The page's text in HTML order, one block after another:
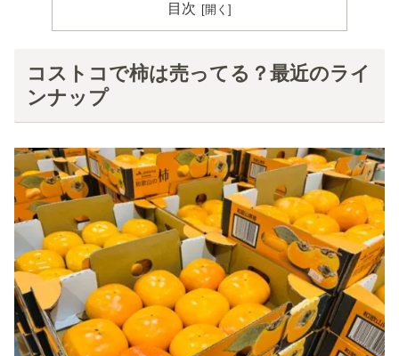
目次
コストコで柿は売ってる？最近のライ
ンナップ